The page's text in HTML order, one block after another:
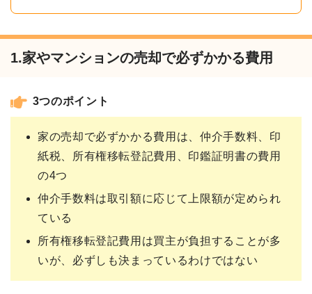
1.家やマンションの売却で必ずかかる費用
3つのポイント
家の売却で必ずかかる費用は、仲介手数料、印
紙税、所有権移転登記費用、印鑑証明書の費用
の4つ
仲介手数料は取引額に応じて上限額が定められ
ている
所有権移転登記費用は買主が負担することが多
いが、必ずしも決まっているわけではない